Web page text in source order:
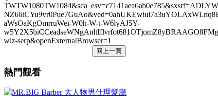
aWsOaKgOmrruWei-W0h-W-t-W6lyAJ5Y-
wiz-serp&openExternalBrowser=1
回上一頁
熱門觀看